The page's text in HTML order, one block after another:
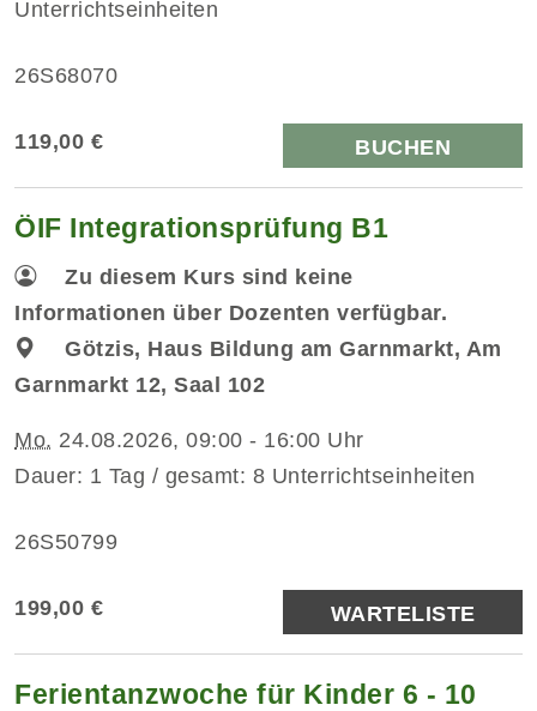
Unterrichtseinheiten
26S68070
119,00 € BUCHEN
ÖIF Integrationsprüfung B1
Zu diesem Kurs sind keine
Informationen über Dozenten verfügbar.
Götzis, Haus Bildung am Garnmarkt, Am
Garnmarkt 12, Saal 102
Mo. 24.08.2026, 09:00 - 16:00 Uhr
Dauer: 1 Tag / gesamt: 8 Unterrichtseinheiten
26S50799
199,00 € WARTELISTE
Ferientanzwoche für Kinder 6 - 10